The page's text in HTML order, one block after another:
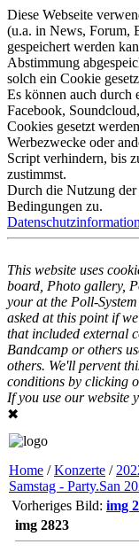
Diese Webseite
(u.a. in News, Forum,
gespeichert werden
Abstimmung
solch ein Cookie
Es können auch durch
Facebook,
Cookies gesetzt
Werbezwecke oder
Script verhindern, bis
zustimmst.
Durch die Nutzung der
Bedingungen zu.
This website uses
board, Photo gallery,
your at the Poll-
asked at this point if
that included external
Bandcamp or others
others. We'll pervent
conditions by clicking
If you use our website
✖
Home /Konzerte /
Samstag - Party.San
Vorheriges Bild: img
img 2823